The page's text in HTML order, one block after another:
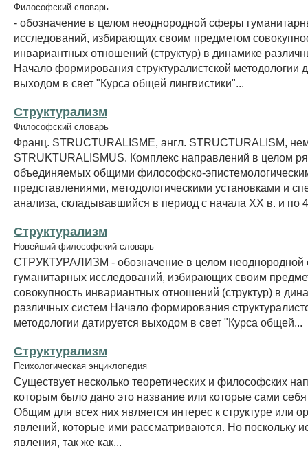
Философский словарь
- обозначение в целом неоднородной сферы
исследований, избирающих своим предметом
инвариантных отношений (структур) в динамике
Начало формирования структуралистской методологии
выходом в свет "Курса общей лингвистики"...
Структурализм
Философский словарь
Франц. STRUCTURALISME, англ. STRUCTURALISM,
STRUKTURALISMUS. Комплекс направлений в целом
объединяемых общими философско-
представлениями, методологическими установками и
анализа, складывавшийся в период с начала XX в. и по
Структурализм
Новейший философский словарь
СТРУКТУРАЛИЗМ - обозначение в целом
гуманитарных исследований, избирающих своим
совокупность инвариантных отношений (структур) в
различных систем Начало формирования
методологии датируется выходом в свет "Курса общей...
Структурализм
Психологическая энциклопедия
Существует несколько теоретических и философских
которым было дано это название или которые сами
Общим для всех них является интерес к структуре или
явлений, которые ими рассматриваются. Но поскольку
явления, так же как...